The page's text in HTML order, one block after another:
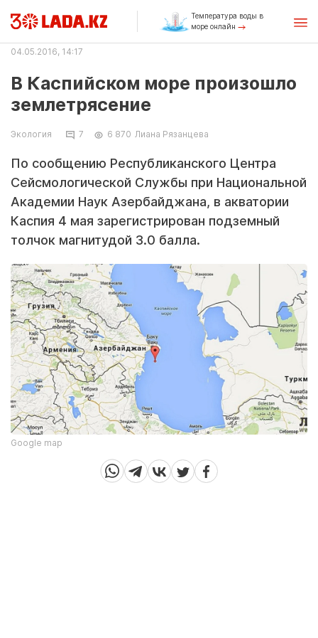
Температура воды в
море онлайн
04.05.2016, 14:17
В Каспийском море произошло
землетрясение
Экология 7 6 870 Лиана Рязанцева
По сообщению Республиканского Центра
Сейсмологической Службы при Национальной
Академии Наук Азербайджана, в акватории
Каспия 4 мая зарегистрирован подземный
толчок магнитудой 3.0 балла.
Google map